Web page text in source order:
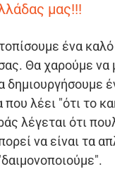
μας!!!
ένα
Θα χαρούμε να
δημιουργήσουμε
λέει "ότι το
λέγεται ότι
να είναι τα